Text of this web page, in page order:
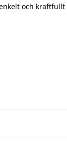
och kraftfullt